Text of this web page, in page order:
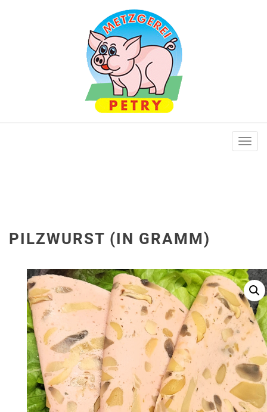
PILZWURST (IN GRAMM)